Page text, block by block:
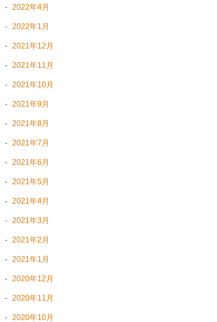
2022年4月
2022年1月
2021年12月
2021年11月
2021年10月
2021年9月
2021年8月
2021年7月
2021年6月
2021年5月
2021年4月
2021年3月
2021年2月
2021年1月
2020年12月
2020年11月
2020年10月